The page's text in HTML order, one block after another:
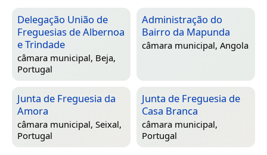
Delegação União de
Freguesias de Albernoa
e Trindade
câmara municipal, Beja,
Portugal
Administração do
Bairro da Mapunda
câmara municipal, Angola
Junta de Freguesia da
Amora
câmara municipal, Seixal,
Portugal
Junta de Freguesia de
Casa Branca
câmara municipal,
Portugal